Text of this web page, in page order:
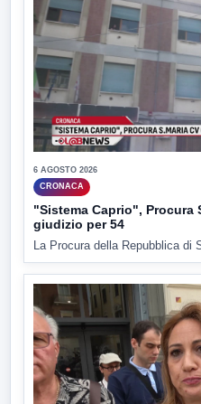
6 AGOSTO 2026
CRONACA
"Sistema Caprio", Procura
giudizio per 54
La Procura della Repubblica di